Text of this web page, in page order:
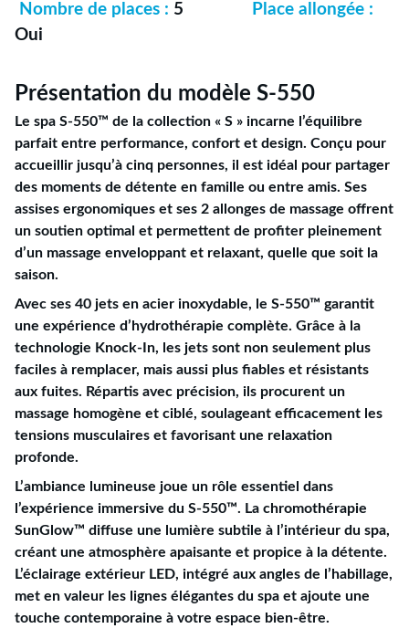
Nombre de places : 5
Place allongée :
Oui
Présentation du modèle S-550
Le spa S-550™ de la collection « S » incarne l’équilibre
parfait entre performance, confort et design. Conçu pour
accueillir jusqu’à cinq personnes, il est idéal pour partager
des moments de détente en famille ou entre amis. Ses
assises ergonomiques et ses 2 allonges de massage offrent
un soutien optimal et permettent de profiter pleinement
d’un massage enveloppant et relaxant, quelle que soit la
saison.
Avec ses 40 jets en acier inoxydable, le S-550™ garantit
une expérience d’hydrothérapie complète. Grâce à la
technologie Knock-In, les jets sont non seulement plus
faciles à remplacer, mais aussi plus fiables et résistants
aux fuites. Répartis avec précision, ils procurent un
massage homogène et ciblé, soulageant efficacement les
tensions musculaires et favorisant une relaxation
profonde.
L’ambiance lumineuse joue un rôle essentiel dans
l’expérience immersive du S-550™. La chromothérapie
SunGlow™ diffuse une lumière subtile à l’intérieur du spa,
créant une atmosphère apaisante et propice à la détente.
L’éclairage extérieur LED, intégré aux angles de l’habillage,
met en valeur les lignes élégantes du spa et ajoute une
touche contemporaine à votre espace bien-être.